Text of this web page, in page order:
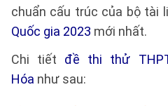
chuẩn cấu trúc của bộ tài
Quốc gia 2023 mới nhất.
Chi tiết đề thi thử
Hóa như sau: